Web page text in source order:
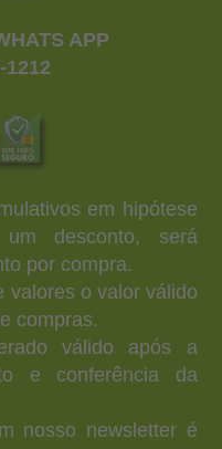
APP
1212
em hipótese
desconto, será
por compra.
valores o valor válido
compras.
válido após a
e conferência da
nosso newsletter é